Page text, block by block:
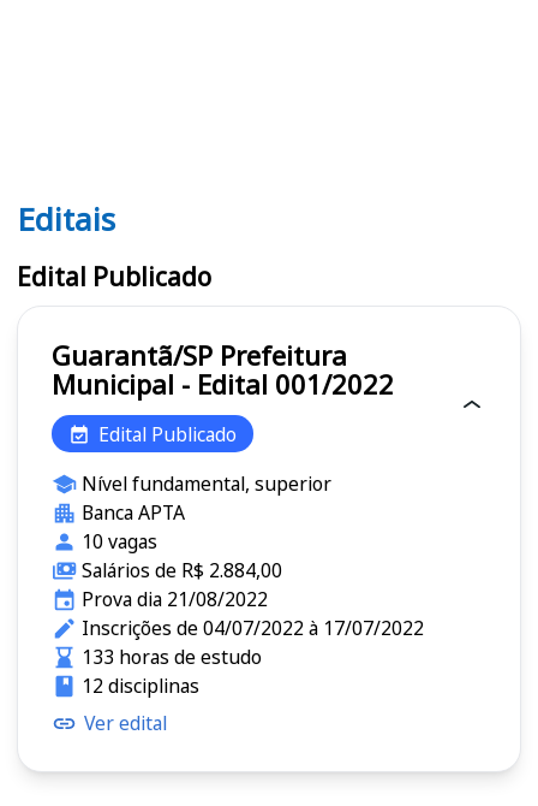
Editais
Editais
Edital Publicado
Guarantã/SP Prefeitura
Municipal - Edital 001/2022
Edital Publicado
Nível fundamental, superior
Banca APTA
10 vagas
Salários de R$ 2.884,00
Prova dia 21/08/2022
Inscrições de 04/07/2022 à 17/07/2022
133 horas de estudo
12 disciplinas
Ver edital